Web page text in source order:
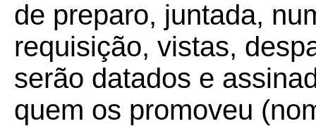
de preparo, juntada,
requisição, vistas,
serão datados e
quem os promoveu